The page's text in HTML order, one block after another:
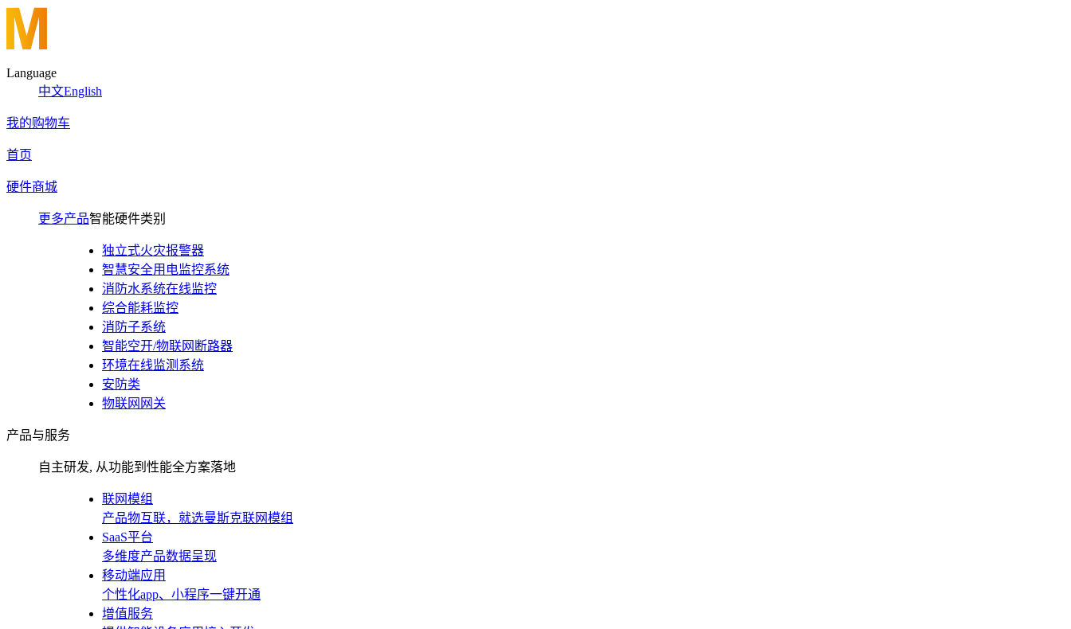
Language
中文English
我的购物车
首页
硬件商城
更多产品智能硬件类别
独立式火灾报警器
智慧安全用电监控系统
消防水系统在线监控
综合能耗监控
消防子系统
智能空开/物联网断路器
环境在线监测系统
安防类
物联网网关
产品与服务
自主研发, 从功能到性能全方案落地
联网模组
产品物互联，就选曼斯克联网模组
SaaS平台
多维度产品数据呈现
移动端应用
个性化app、小程序一键开通
增值服务